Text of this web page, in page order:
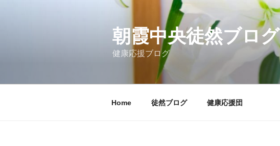
朝霞中央徒然ブログ
健康応援ブログ
Home 徒然ブログ 健康応援団